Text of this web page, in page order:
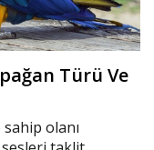
Türü Ve
olanı